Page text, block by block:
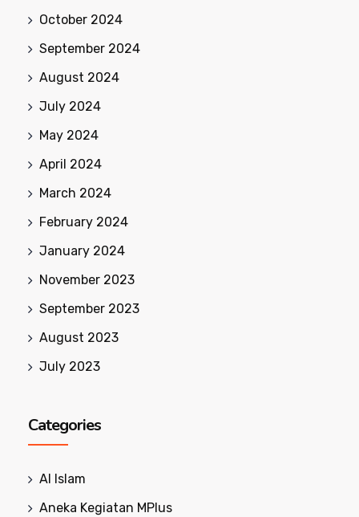
October 2024
September 2024
August 2024
July 2024
May 2024
April 2024
March 2024
February 2024
January 2024
November 2023
September 2023
August 2023
July 2023
Categories
Al Islam
Aneka Kegiatan MPlus